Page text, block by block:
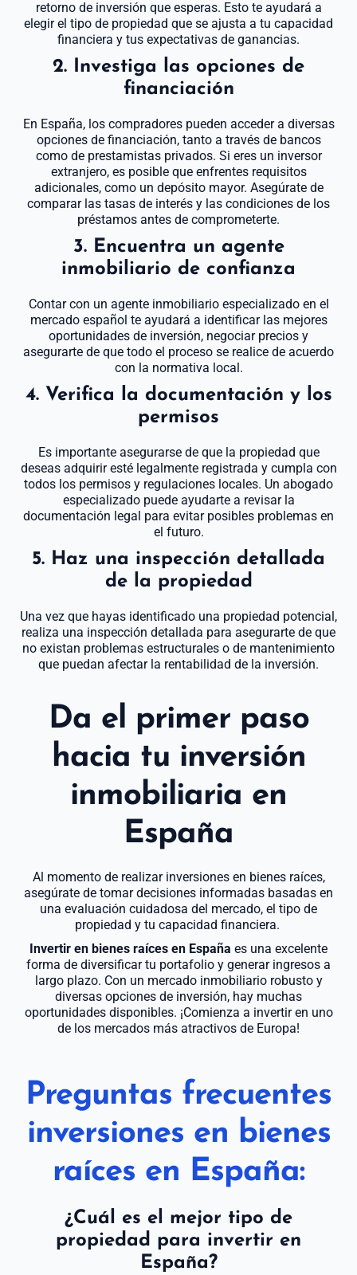
retorno de inversión que esperas. Esto te ayudará a
elegir el tipo de propiedad que se ajusta a tu capacidad
financiera y tus expectativas de ganancias.
2. Investiga las opciones de
financiación
En España, los compradores pueden acceder a diversas
opciones de financiación, tanto a través de bancos
como de prestamistas privados. Si eres un inversor
extranjero, es posible que enfrentes requisitos
adicionales, como un depósito mayor. Asegúrate de
comparar las tasas de interés y las condiciones de los
préstamos antes de comprometerte.
3. Encuentra un agente
inmobiliario de confianza
Contar con un agente inmobiliario especializado en el
mercado español te ayudará a identificar las mejores
oportunidades de inversión, negociar precios y
asegurarte de que todo el proceso se realice de acuerdo
con la normativa local.
4. Verifica la documentación y los
permisos
Es importante asegurarse de que la propiedad que
deseas adquirir esté legalmente registrada y cumpla con
todos los permisos y regulaciones locales. Un abogado
especializado puede ayudarte a revisar la
documentación legal para evitar posibles problemas en
el futuro.
5. Haz una inspección detallada
de la propiedad
Una vez que hayas identificado una propiedad potencial,
realiza una inspección detallada para asegurarte de que
no existan problemas estructurales o de mantenimiento
que puedan afectar la rentabilidad de la inversión.
Da el primer paso
hacia tu inversión
inmobiliaria en
España
Al momento de realizar inversiones en bienes raíces,
asegúrate de tomar decisiones informadas basadas en
una evaluación cuidadosa del mercado, el tipo de
propiedad y tu capacidad financiera.
Invertir en bienes raíces en España es una excelente
forma de diversificar tu portafolio y generar ingresos a
largo plazo. Con un mercado inmobiliario robusto y
diversas opciones de inversión, hay muchas
oportunidades disponibles. ¡Comienza a invertir en uno
de los mercados más atractivos de Europa!
Preguntas frecuentes
inversiones en bienes
raíces en España:
¿Cuál es el mejor tipo de
propiedad para invertir en
España?